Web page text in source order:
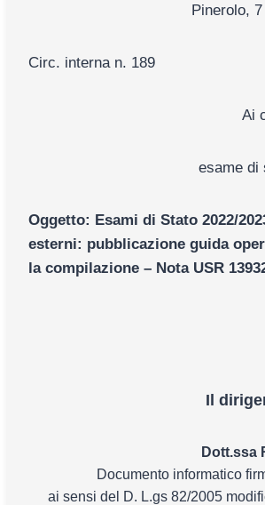
Pinerolo,
Circ. interna n. 189
Ai
esame di
Oggetto: Esami di Stato 2022/
esterni: pubblicazione guida
la compilazione – Nota USR
Il
Dott.ssa
Documento informatico
ai sensi del D. L.gs 82/2005